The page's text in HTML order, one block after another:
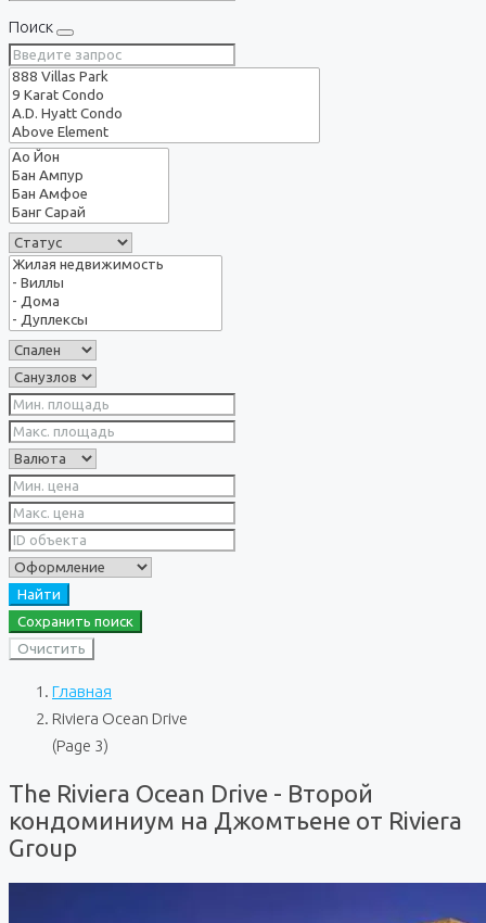
Поиск
Найти
Сохранить поиск
Очистить
Главная
Riviera Ocean Drive
(Page 3)
The Riviera Ocean Drive - Второй
кондоминиум на Джомтьене от Riviera
Group